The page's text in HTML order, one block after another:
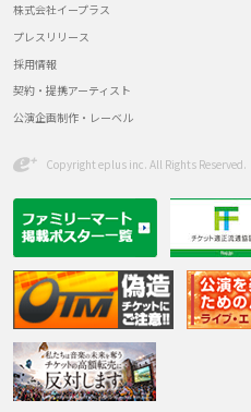
株式会社イープラス
プレスリリース
採用情報
契約・提携アーティスト
公演企画制作・レーベル
Copyright eplus inc. All Rights Reserved.